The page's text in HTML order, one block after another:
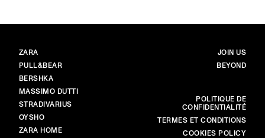
MARQUES
ZARA
PULL&BEAR
BERSHKA
MASSIMO DUTTI
STRADIVARIUS
OYSHO
ZARA HOME
PRINCIPAL
JOIN US
BEYOND
POLITIQUE DE
CONFIDENTIALITÉ
TERMES ET CONDITIONS
COOKIES POLICY